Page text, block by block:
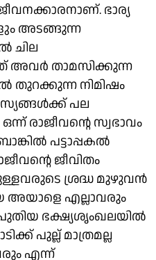
ഭാര്യ
അടങ്ങുന്ന
ചില
അവർ താമസിക്കുന്ന
തുറക്കുന്ന നിമിഷം
പല
രാജീവന്റെ സ്വഭാവം
പട്ടാപ്പകൽ
ജീവിതം
ശ്രദ്ധ മുഴുവൻ
അയാളെ എല്ലാവരും
ഭക്ഷ്യശൃംഖലയിൽ
പുല്ല് മാത്രമല്ല
എന്ന്